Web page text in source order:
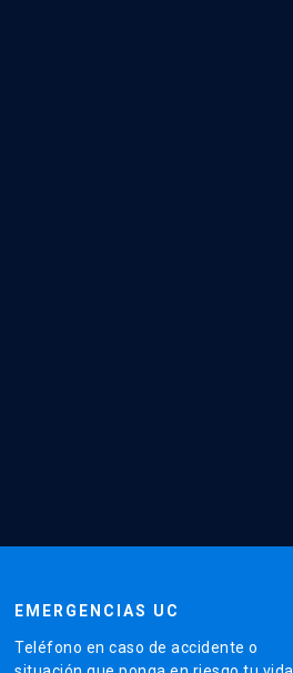
EMERGENCIAS UC
Teléfono en caso de accidente o